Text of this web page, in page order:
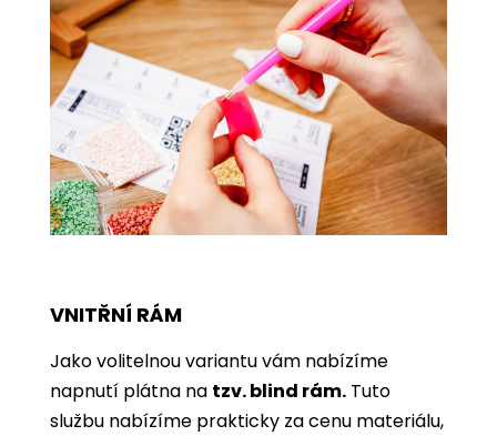
VNITŘNÍ RÁM
Jako volitelnou variantu vám nabízíme
napnutí plátna na tzv. blind rám. Tuto
službu nabízíme prakticky za cenu materiálu,